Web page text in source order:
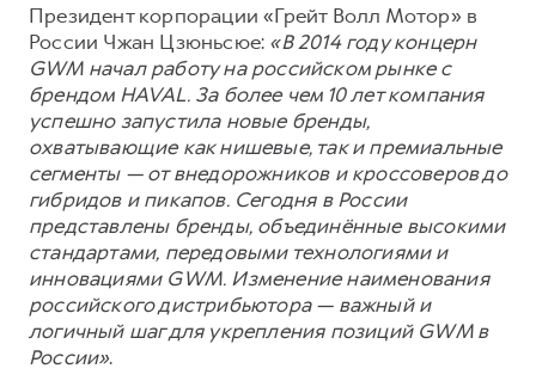
Президент корпорации «Грейт Волл Мотор» в
России Чжан Цзюньсюе: «В 2014 году концерн
GWM начал работу на российском рынке с
брендом HAVAL. За более чем 10 лет компания
успешно запустила новые бренды,
охватывающие как нишевые, так и премиальные
сегменты — от внедорожников и кроссоверов до
гибридов и пикапов. Сегодня в России
представлены бренды, объединённые высокими
стандартами, передовыми технологиями и
инновациями GWM. Изменение наименования
российского дистрибьютора — важный и
логичный шаг для укрепления позиций GWM в
России».